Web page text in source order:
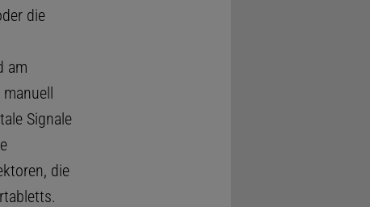
die
am
Signale
die